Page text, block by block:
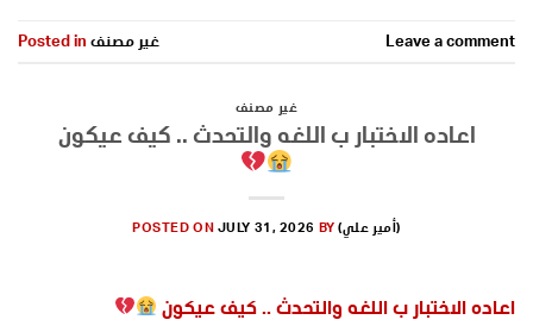
Posted in غير مصنف Leave a comment
غير مصنف
اعاده الاختبار ب اللغه والتحدث .. كيف عيكون
POSTED ON JULY 31, 2026 BY (أمير علي)
اعاده الاختبار ب اللغه والتحدث .. كيف عيكون